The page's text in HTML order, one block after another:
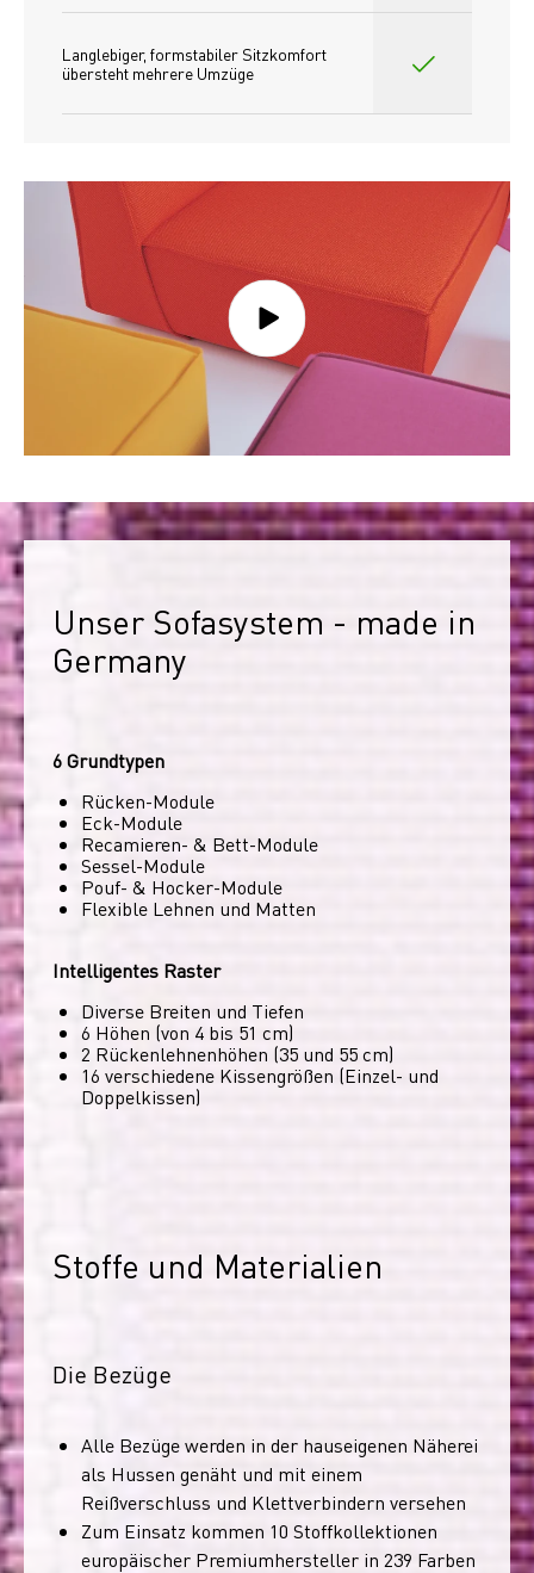
Langlebiger, formstabiler Sitzkomfort
übersteht mehrere Umzüge
Unser Sofasystem - made in
Germany
6 Grundtypen
Rücken-Module
Eck-Module
Recamieren- & Bett-Module
Sessel-Module
Pouf- & Hocker-Module
Flexible Lehnen und Matten
Intelligentes Raster
Diverse Breiten und Tiefen
6 Höhen (von 4 bis 51 cm)
2 Rückenlehnenhöhen (35 und 55 cm)
16 verschiedene Kissengrößen (Einzel- und
Doppelkissen)
Stoffe und Materialien
Die Bezüge
Alle Bezüge werden in der hauseigenen Näherei
als Hussen genäht und mit einem
Reißverschluss und Klettverbindern versehen
Zum Einsatz kommen 10 Stoffkollektionen
europäischer Premiumhersteller in 239 Farben